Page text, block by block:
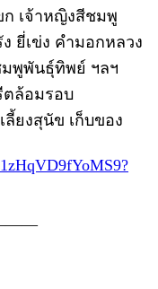
ก เจ้าหญิงสีชมพู
ยี่เข่ง คำมอกหลวง
พูพันธุ์ทิพย์ ฯลฯ
ตล้อมรอบ
ยงสุนัข เก็บของ